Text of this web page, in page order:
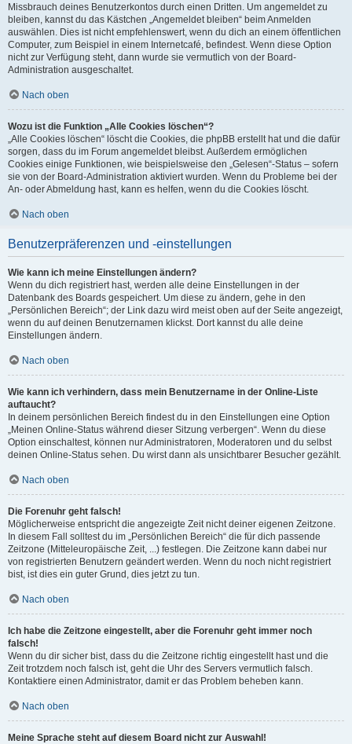
Missbrauch deines Benutzerkontos durch einen Dritten. Um angemeldet zu
bleiben, kannst du das Kästchen „Angemeldet bleiben“ beim Anmelden
auswählen. Dies ist nicht empfehlenswert, wenn du dich an einem öffentlichen
Computer, zum Beispiel in einem Internetcafé, befindest. Wenn diese Option
nicht zur Verfügung steht, dann wurde sie vermutlich von der Board-
Administration ausgeschaltet.
Nach oben
Wozu ist die Funktion „Alle Cookies löschen“?
„Alle Cookies löschen“ löscht die Cookies, die phpBB erstellt hat und die dafür
sorgen, dass du im Forum angemeldet bleibst. Außerdem ermöglichen
Cookies einige Funktionen, wie beispielsweise den „Gelesen“-Status – sofern
sie von der Board-Administration aktiviert wurden. Wenn du Probleme bei der
An- oder Abmeldung hast, kann es helfen, wenn du die Cookies löscht.
Nach oben
Benutzerpräferenzen und -einstellungen
Wie kann ich meine Einstellungen ändern?
Wenn du dich registriert hast, werden alle deine Einstellungen in der
Datenbank des Boards gespeichert. Um diese zu ändern, gehe in den
„Persönlichen Bereich“; der Link dazu wird meist oben auf der Seite angezeigt,
wenn du auf deinen Benutzernamen klickst. Dort kannst du alle deine
Einstellungen ändern.
Nach oben
Wie kann ich verhindern, dass mein Benutzername in der Online-Liste
auftaucht?
In deinem persönlichen Bereich findest du in den Einstellungen eine Option
„Meinen Online-Status während dieser Sitzung verbergen“. Wenn du diese
Option einschaltest, können nur Administratoren, Moderatoren und du selbst
deinen Online-Status sehen. Du wirst dann als unsichtbarer Besucher gezählt.
Nach oben
Die Forenuhr geht falsch!
Möglicherweise entspricht die angezeigte Zeit nicht deiner eigenen Zeitzone.
In diesem Fall solltest du im „Persönlichen Bereich“ die für dich passende
Zeitzone (Mitteleuropäische Zeit, ...) festlegen. Die Zeitzone kann dabei nur
von registrierten Benutzern geändert werden. Wenn du noch nicht registriert
bist, ist dies ein guter Grund, dies jetzt zu tun.
Nach oben
Ich habe die Zeitzone eingestellt, aber die Forenuhr geht immer noch
falsch!
Wenn du dir sicher bist, dass du die Zeitzone richtig eingestellt hast und die
Zeit trotzdem noch falsch ist, geht die Uhr des Servers vermutlich falsch.
Kontaktiere einen Administrator, damit er das Problem beheben kann.
Nach oben
Meine Sprache steht auf diesem Board nicht zur Auswahl!